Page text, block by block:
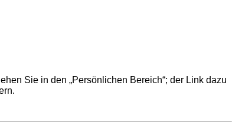
Sie in den „Persönlichen Bereich“; der Link dazu